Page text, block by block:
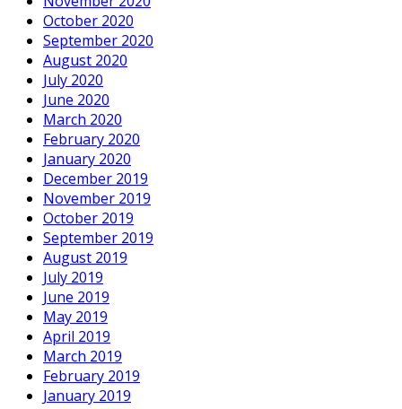
October 2020
September 2020
August 2020
July 2020
June 2020
March 2020
February 2020
January 2020
December 2019
November 2019
October 2019
September 2019
August 2019
July 2019
June 2019
May 2019
April 2019
March 2019
February 2019
January 2019